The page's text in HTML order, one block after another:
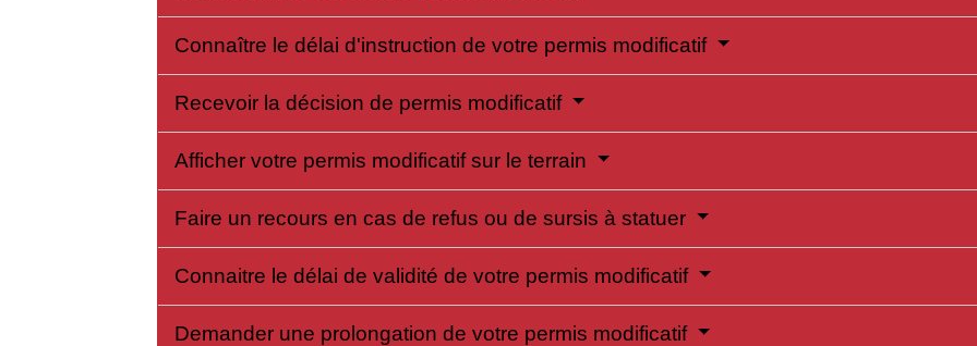
Connaître le délai d'instruction de votre permis modificatif
Recevoir la décision de permis modificatif
Afficher votre permis modificatif sur le terrain
Faire un recours en cas de refus ou de sursis à statuer
Connaitre le délai de validité de votre permis modificatif
Demander une prolongation de votre permis modificatif